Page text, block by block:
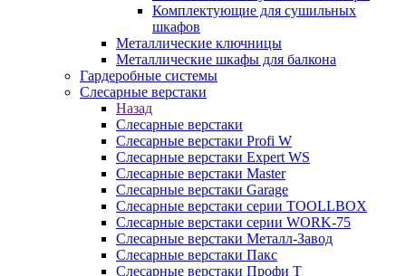
Комплектующие для сушильных
шкафов
Металлические ключницы
Металлические шкафы для балкона
Гардеробные системы
Слесарные верстаки
Назад
Слесарные верстаки
Слесарные верстаки Profi W
Слесарные верстаки Expert WS
Слесарные верстаки Master
Слесарные верстаки Garage
Слесарные верстаки серии TOOLLBOX
Слесарные верстаки серии WORK-75
Слесарные верстаки Металл-Завод
Слесарные верстаки Пакс
Слесарные верстаки Профи Т